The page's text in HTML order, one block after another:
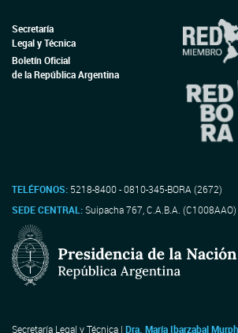
Secretaría
Legal y Técnica
Boletín Oficial
de la República Argentina
TELÉFONOS: 5218-8400 - 0810-345-BORA (2672)
SEDE CENTRAL:Suipacha 767, C.A.B.A. (C1008AAO)
Secretaría Legal y Técnica | Dra. María Ibarzabal